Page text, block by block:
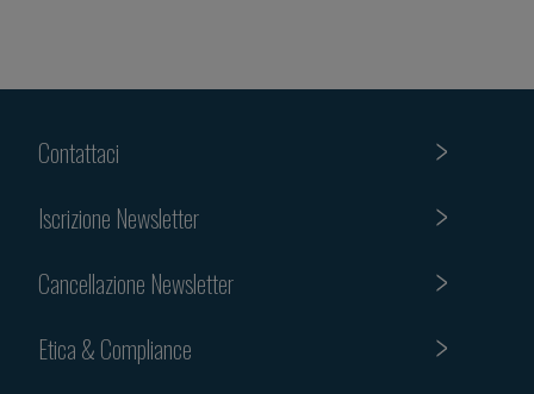
Contattaci
Iscrizione Newsletter
Cancellazione Newsletter
Etica & Compliance